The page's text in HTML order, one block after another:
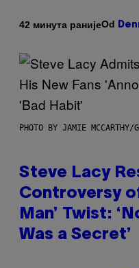
42 минута ранијеOd
PHOTO BY JAMIE MCCARTHY/
Steve Lacy
Controversy
Man’ Twist:
Was a Secret’